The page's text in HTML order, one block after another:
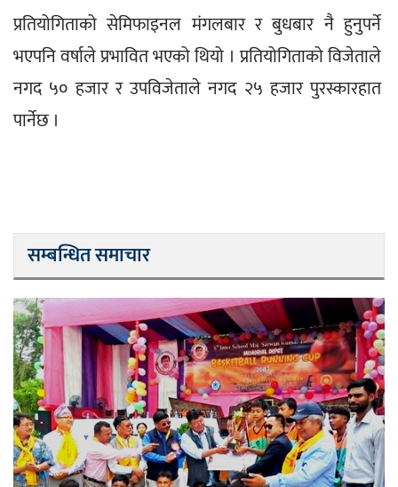
प्रतियोगिताको सेमिफाइनल मंगलबार र बुधबार नै हुनुपर्ने
भएपनि वर्षाले प्रभावित भएको थियो । प्रतियोगिताको विजेताले
नगद ५० हजार र उपविजेताले नगद २५ हजार पुरस्कारहात
पार्नेछ ।
सम्बन्धित समाचार